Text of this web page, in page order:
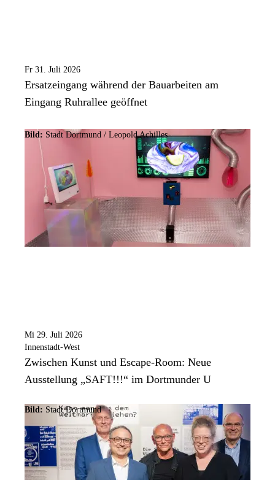
Fr 31. Juli 2026
Ersatzeingang während der Bauarbeiten am
Eingang Ruhrallee geöffnet
Bild: Stadt Dortmund / Leopold Achilles
Mi 29. Juli 2026
Innenstadt-West
Zwischen Kunst und Escape-Room: Neue
Ausstellung „SAFT!!!“ im Dortmunder U
Bild: Stadt Dortmund